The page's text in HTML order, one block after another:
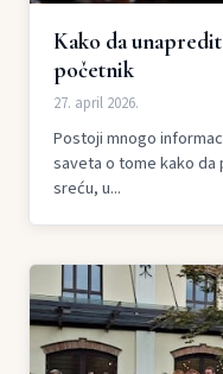
Kako da
početnik
27. april 2026.
Postoji mnogo
saveta o tome kako da
sreću, u...